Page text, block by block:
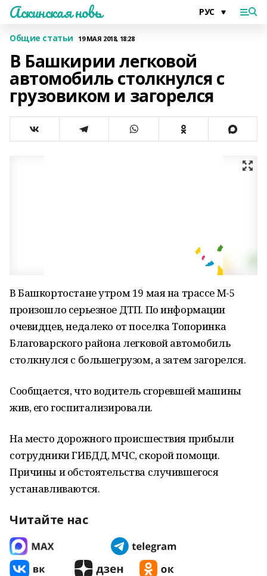
Аскинская новь
Общие статьи 19 МАЯ 2018, 18:28
В Башкирии легковой
автомобиль столкнулся с
грузовиком и загорелся
В Башкортостане утром 19 мая на трассе М-5
произошло серьезное ДТП. По информации
очевидцев, недалеко от поселка Топоринка
Благоварского района легковой автомобиль
столкнулся с большегрузом, а затем загорелся.
Сообщается, что водитель сгоревшей машины
жив, его госпитализировали.
На место дорожного происшествия прибыли
сотрудники ГИБДД, МЧС, скорой помощи.
Причины и обстоятельства случившегося
устанавливаются.
Читайте нас